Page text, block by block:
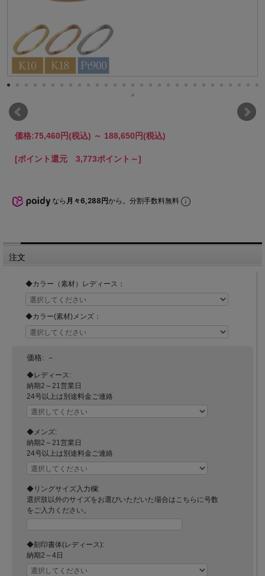
価格:75,460円(税込) ～ 188,650円(税込)
[ポイント還元 3,773ポイント～]
なら 月々6,288円から。分割手数料無料
注文
◆カラー（素材）レディース：
◆カラー(素材)メンズ：
価格: －
◆レディース:
納期2～21営業日
24号以上は別途料金ご連絡
◆メンズ:
納期2～21営業日
24号以上は別途料金ご連絡
◆リングサイズ入力欄:
選択肢以外のサイズをお選びいただいた場合はこちらに号数
をご入力ください。
◆刻印書体(レディース):
納期2～4日